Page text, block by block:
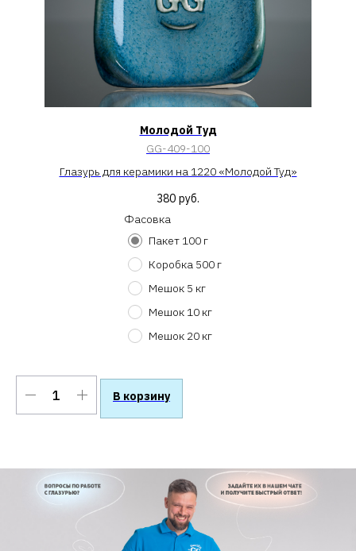
Молодой Туд
GG-409-100
Глазурь для керамики на 1220 «Молодой Туд»
380 руб.
Фасовка
Пакет 100 г
Коробка 500 г
Мешок 5 кг
Мешок 10 кг
Мешок 20 кг
В корзину